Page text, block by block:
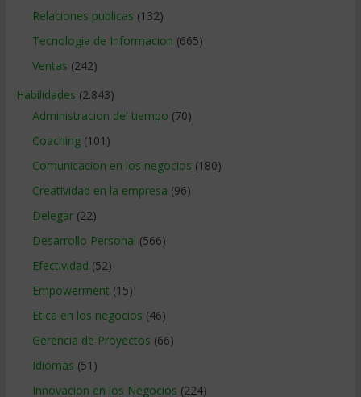
Relaciones publicas (132)
Tecnologia de Informacion (665)
Ventas (242)
Habilidades (2.843)
Administracion del tiempo (70)
Coaching(101)
Comunicacion en los negocios (180)
Creatividad en la empresa (96)
Delegar(22)
Desarrollo Personal (566)
Efectividad (52)
Empowerment (15)
Etica en los negocios (46)
Gerencia de Proyectos (66)
Idiomas (51)
Innovacion en los Negocios (224)